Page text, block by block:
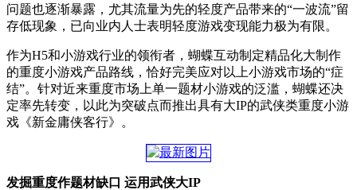
问题也逐渐暴露，尤其流量为先的轻度产品带来的“一波流”留
存低现象，已向业内人士表明轻度游戏变现能力极为有限。
作为H5和小游戏行业的领衔者，蝴蝶互动制定精品化大制作
的重度小游戏产品路线，恰好完美应对以上小游戏市场的“症
结”。针对近来重度市场上单一题材小游戏的泛滥，蝴蝶还决
定率先转变，以此为突破点而推出具有大IP的武侠类重度小游
戏《新金庸侠客行》。
发掘重度作题材缺口 运用武侠大IP